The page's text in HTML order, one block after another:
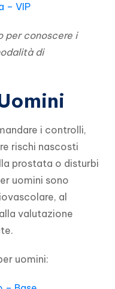
– VIP
per conoscere i
di
i controlli,
rischi nascosti
prostata o disturbi
uomini sono
al
valutazione
uomini: